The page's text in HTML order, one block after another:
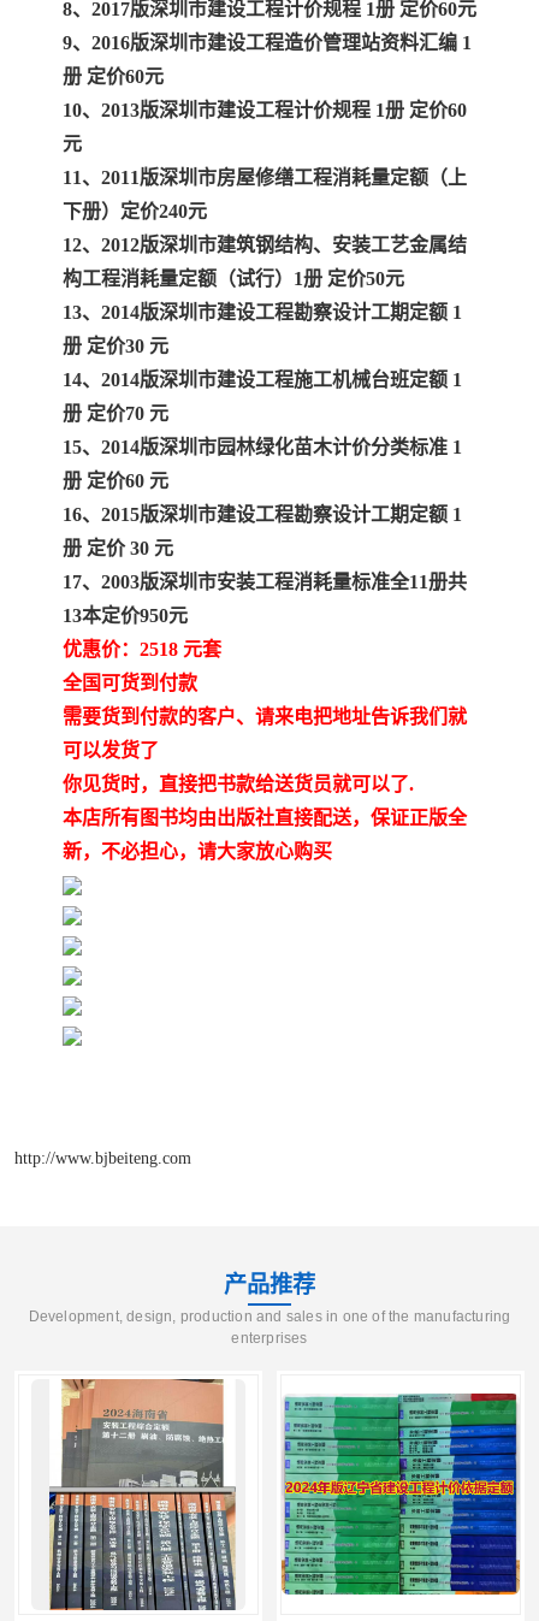
8、2017版深圳市建设工程计价规程 1册 定价60元
9、2016版深圳市建设工程造价管理站资料汇编 1
册 定价60元
10、2013版深圳市建设工程计价规程 1册 定价60
元
11、2011版深圳市房屋修缮工程消耗量定额（上
下册）定价240元
12、2012版深圳市建筑钢结构、安装工艺金属结
构工程消耗量定额（试行）1册 定价50元
13、2014版深圳市建设工程勘察设计工期定额 1
册 定价30 元
14、2014版深圳市建设工程施工机械台班定额 1
册 定价70 元
15、2014版深圳市园林绿化苗木计价分类标准 1
册 定价60 元
16、2015版深圳市建设工程勘察设计工期定额 1
册 定价 30 元
17、2003版深圳市安装工程消耗量标准全11册共
13本定价950元
优惠价：2518 元套
全国可货到付款
需要货到付款的客户、请来电把地址告诉我们就
可以发货了
你见货时，直接把书款给送货员就可以了.
本店所有图书均由出版社直接配送，保证正版全
新，不必担心，请大家放心购买
http://www.bjbeiteng.com
产品推荐
Development, design, production and sales in one of the manufacturing
enterprises